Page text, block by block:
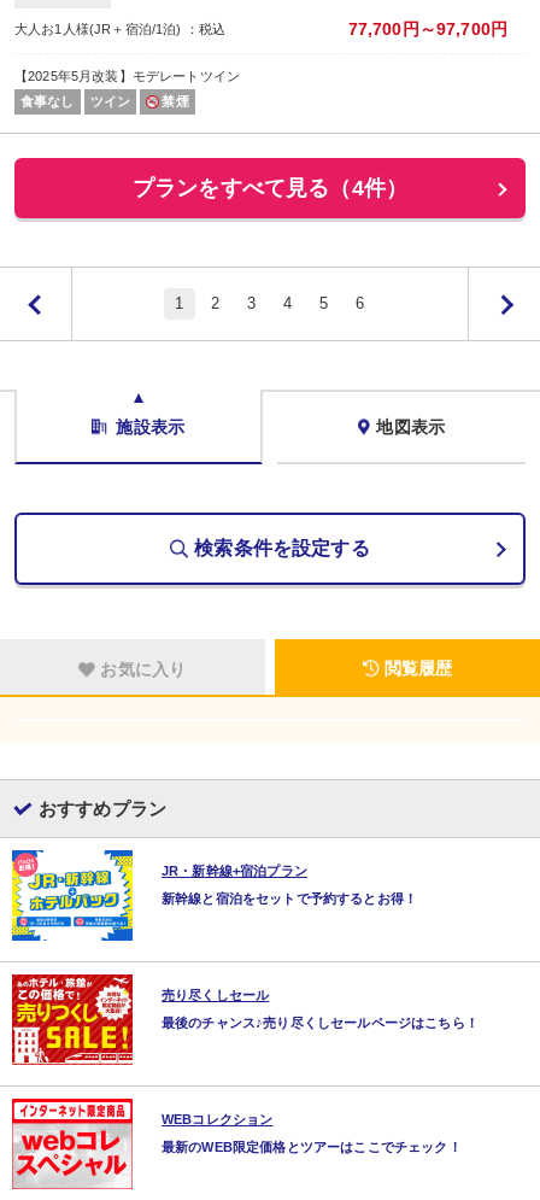
大人お1人様(JR＋宿泊/1泊) ：税込 77,700円～97,700円
【2025年5月改装】モデレートツイン
食事なし
ツイン 禁煙
プランをすべて見る（4件）
1 2 3 4 5 6
施設表示 地図表示
検索条件を設定する
お気に入り 閲覧履歴
おすすめプラン
JR・新幹線+宿泊プラン
新幹線と宿泊をセットで予約するとお得！
売り尽くしセール
最後のチャンス♪売り尽くしセールページはこちら！
WEBコレクション
最新のWEB限定価格とツアーはここでチェック！